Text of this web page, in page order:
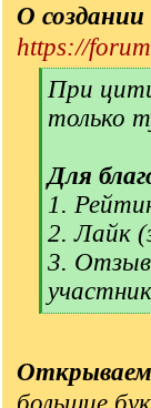
О
https://
[
q
]
При
только
Для
1.
2. Лайк
3. Отзыв
[
]
Открываем